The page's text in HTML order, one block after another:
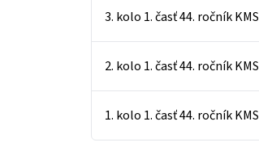
3. kolo 1. časť 44. ročník KMS
2. kolo 1. časť 44. ročník KMS
1. kolo 1. časť 44. ročník KMS